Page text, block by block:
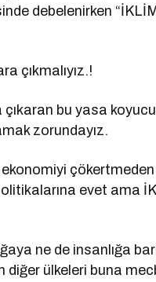
debelenirken
çıkmalıyız.!
çıkaran bu yasa
zorundayız.
evet ama
ne de insanlığa
ülkeleri buna